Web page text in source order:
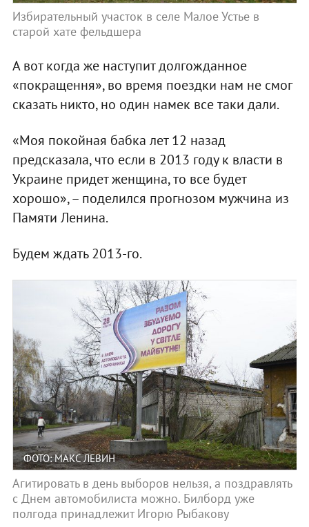
Избирательный участок в селе Малое Устье в
старой хате фельдшера
А вот когда же наступит долгожданное
«покращення», во время поездки нам не смог
сказать никто, но один намек все таки дали.
«Моя покойная бабка лет 12 назад
предсказала, что если в 2013 году к власти в
Украине придет женщина, то все будет
хорошо», – поделился прогнозом мужчина из
Памяти Ленина.
Будем ждать 2013-го.
ФОТО: МАКС ЛЕВИН
Агитировать в день выборов нельзя, а поздравлять
с Днем автомобилиста можно. Билборд уже
полгода принадлежит Игорю Рыбакову